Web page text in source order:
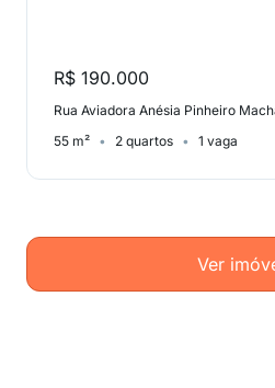
R$ 190.000
55 m²
2 quartos 1 vaga
Ver